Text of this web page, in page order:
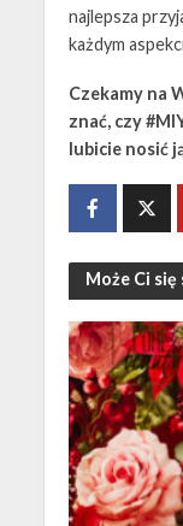
najlepsza
każdym
Czekamy na
znać, czy
lubicie nosić
Może Ci się